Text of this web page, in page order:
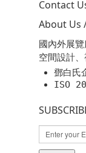
Contact
About Us
國內外展
空間設計
鄧白
ISO